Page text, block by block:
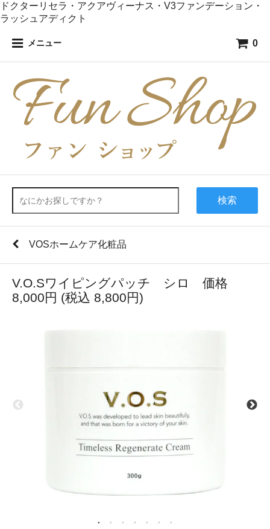
ドクターリセラ・アクアヴィーナス・V3ファンデーション・
ラッシュアディクト
メニュー 0
検索
VOSホームケア化粧品
V.O.Sワイピングパッチ シロ 価格
8,000円 (税込 8,800円)